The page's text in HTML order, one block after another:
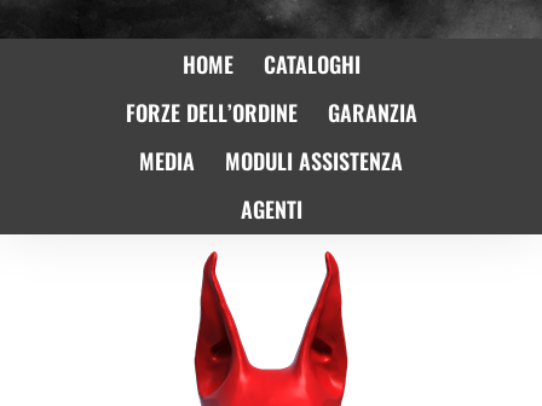
HOME
CATALOGHI
FORZE DELL’ORDINE
GARANZIA
MEDIA
MODULI ASSISTENZA
AGENTI